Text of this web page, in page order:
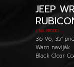
JEEP
/ NA PRODEJ
3.6 V6, 35"
Warn naviják
Black Clear